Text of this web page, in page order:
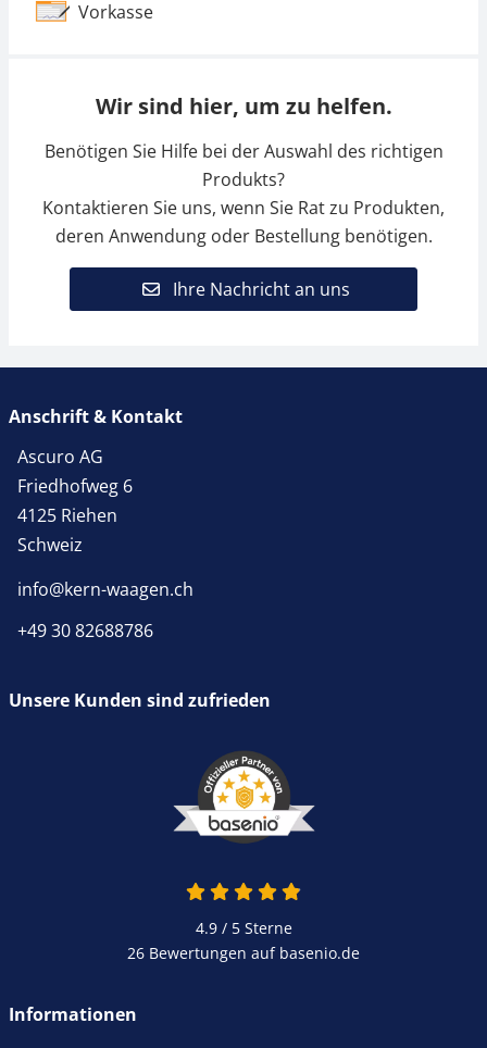
Vorkasse
Wir sind hier, um zu helfen.
Benötigen Sie Hilfe bei der Auswahl des richtigen
Produkts?
Kontaktieren Sie uns, wenn Sie Rat zu Produkten,
deren Anwendung oder Bestellung benötigen.
Ihre Nachricht an uns
Anschrift & Kontakt
Ascuro AG
Friedhofweg 6
4125 Riehen
Schweiz
info@kern-waagen.ch
+49 30 82688786
Unsere Kunden sind zufrieden
4.9 / 5Sterne
26 Bewertungen auf basenio.de
Informationen